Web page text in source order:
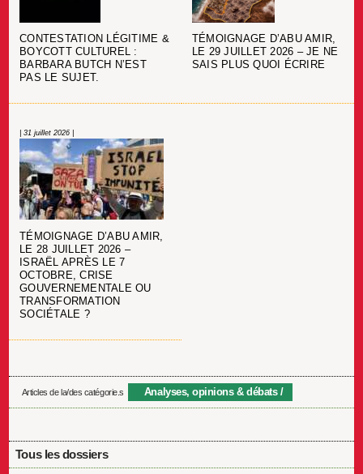
CONTESTATION LÉGITIME &
BOYCOTT CULTUREL :
BARBARA BUTCH N’EST
PAS LE SUJET.
TÉMOIGNAGE D’ABU AMIR,
LE 29 JUILLET 2026 – JE NE
SAIS PLUS QUOI ÉCRIRE
| 31 juillet 2026 |
TÉMOIGNAGE D’ABU AMIR,
LE 28 JUILLET 2026 –
ISRAËL APRÈS LE 7
OCTOBRE, CRISE
GOUVERNEMENTALE OU
TRANSFORMATION
SOCIÉTALE ?
Articles de la/des catégorie.s Analyses, opinions & débats
Tous les dossiers